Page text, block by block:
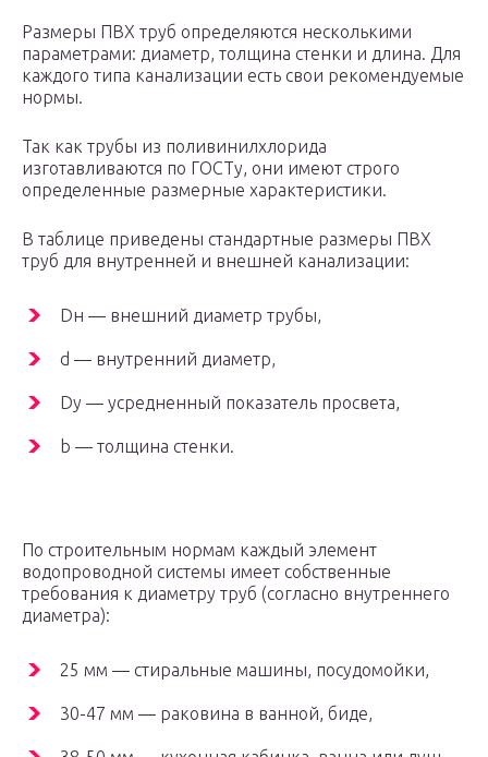
Размеры ПВХ труб определяются несколькими
параметрами: диаметр, толщина стенки и длина. Для
каждого типа канализации есть свои рекомендуемые
нормы.
Так как трубы из поливинилхлорида
изготавливаются по ГОСТу, они имеют строго
определенные размерные характеристики.
В таблице приведены стандартные размеры ПВХ
труб для внутренней и внешней канализации:
Dн — внешний диаметр трубы,
d — внутренний диаметр,
Dy — усредненный показатель просвета,
b — толщина стенки.
По строительным нормам каждый элемент
водопроводной системы имеет собственные
требования к диаметру труб (согласно внутреннего
диаметра):
25 мм — стиральные машины, посудомойки,
30-47 мм — раковина в ванной, биде,